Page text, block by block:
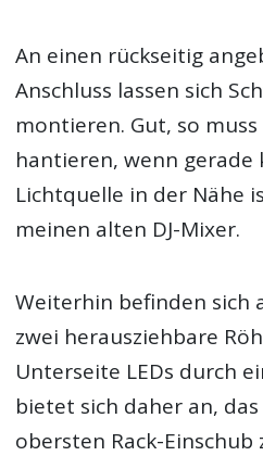
An einen rückseitig
Anschluss lassen sich
montieren. Gut, so
hantieren, wenn gerade
Lichtquelle in der Nähe
meinen alten DJ-Mixer.
Weiterhin befinden sich
zwei herausziehbare
Unterseite LEDs durch
bietet sich daher an,
obersten Rack-